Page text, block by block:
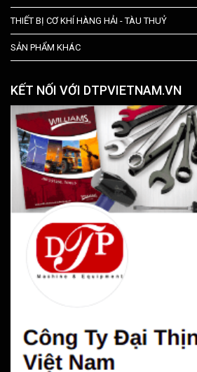
THIẾT BỊ CƠ KHÍ HÀNG HẢI - TÀU THUỶ
SẢN PHẨM KHÁC
KẾT NỐI VỚI DTPVIETNAM.VN